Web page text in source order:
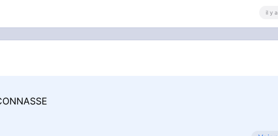
il y